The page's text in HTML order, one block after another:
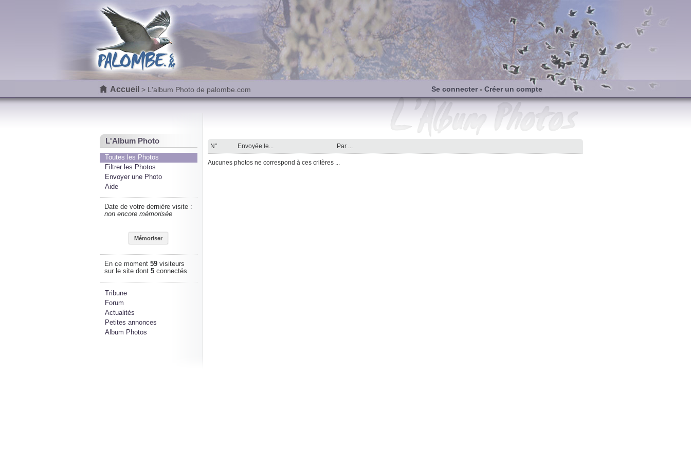
Accueil > L'album Photo de palombe.com Se connecter- Créer un compte
L'Album Photo
Toutes les Photos
Filtrer les Photos
Envoyer une Photo
Aide
Date de votre dernière visite :
non encore mémorisée
En ce moment 59visiteurs
sur le site dont 5connectés
Tribune
Forum
Actualités
Petites annonces
Album Photos
N° Envoyée le... Par ...
Aucunes photos ne correspond à ces critères ...